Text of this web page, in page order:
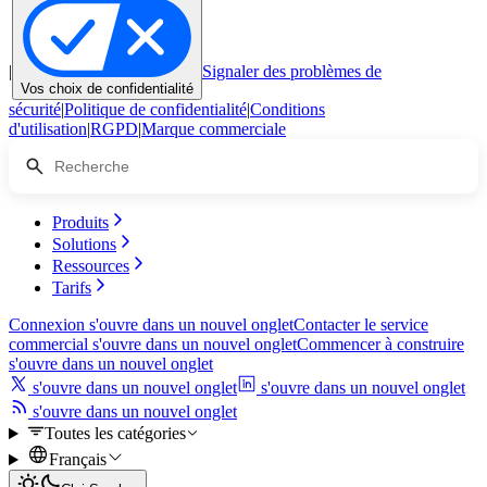
|
Vos choix de confidentialité
Signaler des problèmes de
sécurité|Politique de confidentialité|Conditions
d'utilisation|RGPD|Marque commerciale
Produits
Solutions
Ressources
Tarifs
Connexion s'ouvre dans un nouvel ongletContacter le service
commercial s'ouvre dans un nouvel ongletCommencer à construire
s'ouvre dans un nouvel onglet
s'ouvre dans un nouvel onglet
s'ouvre dans un nouvel onglet
s'ouvre dans un nouvel onglet
Toutes les catégories
Français